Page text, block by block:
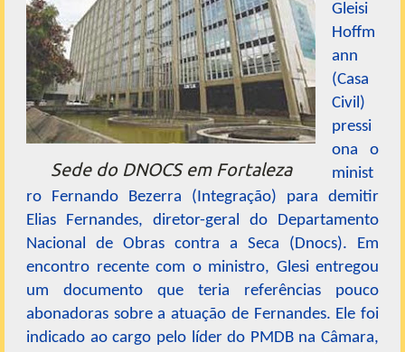
Sede do DNOCS em Fortaleza
Gleisi
Hoffm
ann
(Casa
Civil)
pressi
ona o
minist
ro Fernando Bezerra (Integração) para demitir
Elias Fernandes, diretor-geral do Departamento
Nacional de Obras contra a Seca (Dnocs). Em
encontro recente com o ministro, Glesi entregou
um documento que teria referências pouco
abonadoras sobre a atuação de Fernandes. Ele foi
indicado ao cargo pelo líder do PMDB na Câmara,